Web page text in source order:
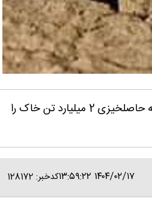
تهران- ایانا- فرسایش 6 برابری خاک‌های ایران نسبت به میانگین جهانی، سالانه حاصلخیزی 2 میلیارد تن خاک را
۱۴۰۴/۰۲/۱۷ ۱۳:۵۹:۲۲ کدخبر: 128172